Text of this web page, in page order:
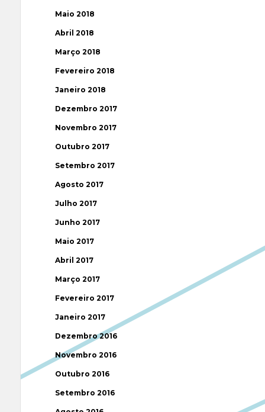
Maio 2018
Abril 2018
Março 2018
Fevereiro 2018
Janeiro 2018
Dezembro 2017
Novembro 2017
Outubro 2017
Setembro 2017
Agosto 2017
Julho 2017
Junho 2017
Maio 2017
Abril 2017
Março 2017
Fevereiro 2017
Janeiro 2017
Dezembro 2016
Novembro 2016
Outubro 2016
Setembro 2016